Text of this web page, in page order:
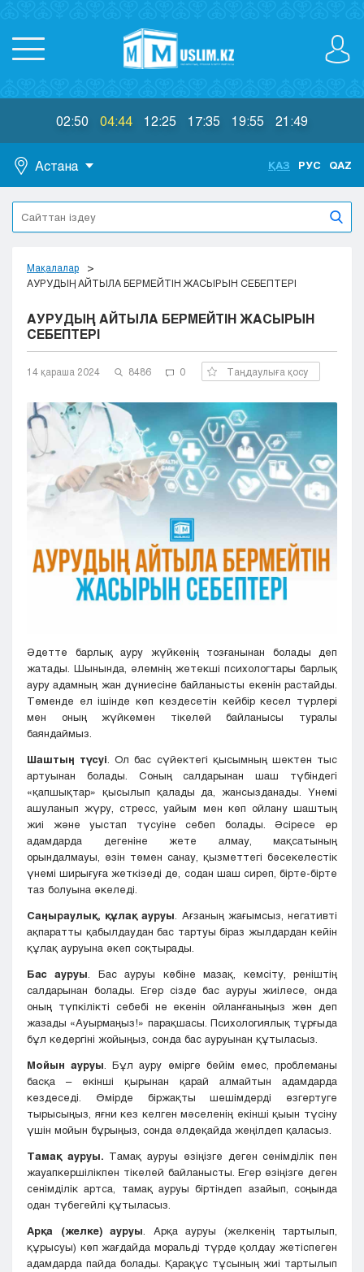
02:50 04:44 12:25 17:35 19:55 21:49
Астана
Астана
Алматы
Актобе
Атырау
Караганда
Кокшетау
Кызылорда
Петропавловск
Семей
Талдыкорган
Тараз
Туркестан
Шымкент
ҚАЗ РУС QAZ
Мақалалар
АУРУДЫҢ АЙТЫЛА БЕРМЕЙТІН ЖАСЫРЫН СЕБЕПТЕРІ
АУРУДЫҢ АЙТЫЛА БЕРМЕЙТІН ЖАСЫРЫН
СЕБЕПТЕРІ
14 қараша 2024 8486 0 Таңдаулыға қосу
Әдетте барлық ауру жүйкенің тозғанынан болады деп
жатады. Шынында, әлемнің жетекші психологтары барлық
ауру адамның жан дүниесіне байланысты екенін растайды.
Төменде ел ішінде көп кездесетін кейбір кесел түрлері
мен оның жүйкемен тікелей байланысы туралы
баяндаймыз.
Шаштың түсуі . Ол бас сүйектегі қысымның шектен тыс
артуынан болады. Соның салдарынан шаш түбіндегі
«қапшықтар» қысылып қалады да, жансызданады. Үнемі
ашуланып жүру, стресс, уайым мен көп ойлану шаштың
жиі және уыстап түсуіне себеп болады. Әсіресе ер
адамдарда дегеніне жете алмау, мақсатының
орындалмауы, өзін төмен санау, қызметтегі бәсекелестік
үнемі ширығуға жеткізеді де, содан шаш сиреп, бірте-бірте
таз болуына әкеледі.
Саңыраулық, құлақ ауруы . Ағзаның жағымсыз, негативті
ақпаратты қабылдаудан бас тартуы біраз жылдардан кейін
құлақ ауруына әкеп соқтырады.
Бас ауруы . Бас ауруы көбіне мазақ, кемсіту, реніштің
салдарынан болады. Егер сізде бас ауруы жиілесе, онда
оның түпкілікті себебі не екенін ойланғаныңыз жөн деп
жазады «Ауырмаңыз!» парақшасы. Психологиялық тұрғыда
бұл кедергіні жойыңыз, сонда бас ауруынан құтыласыз.
Мойын ауруы . Бұл ауру өмірге бейім емес, проблеманы
басқа – екінші қырынан қарай алмайтын адамдарда
кездеседі. Өмірде біржақты шешімдерді өзгертуге
тырысыңыз, яғни кез келген мәселенің екінші қыын түсіну
үшін мойын бұрыңыз, сонда әлдеқайда жеңілдеп қаласыз.
Тамақ ауруы. Тамақ ауруы өзіңізге деген сенімділік пен
жауапкершілікпен тікелей байланысты. Егер өзіңізге деген
сенімділік артса, тамақ ауруы біртіндеп азайып, соңында
одан түбегейлі құтыласыз.
Арқа (желке) ауруы . Арқа ауруы (желкенің тартылып,
құрысуы) көп жағдайда моральді түрде қолдау жетіспеген
адамдарда пайда болады. Қарақұс тұсының жиі тартылып